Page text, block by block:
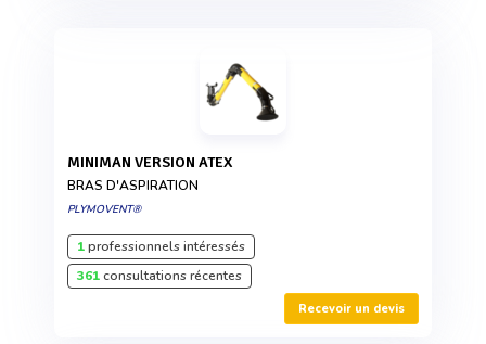
MINIMAN VERSION ATEX
BRAS D'ASPIRATION
PLYMOVENT®
1professionnels intéressés
361consultations récentes
Recevoir un devis